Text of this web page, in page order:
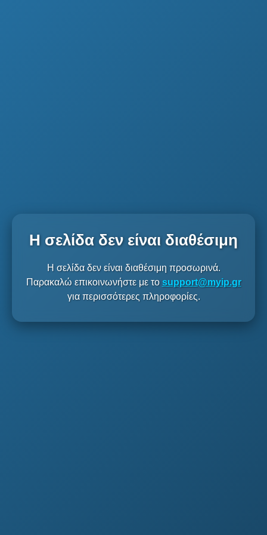
Η σελίδα δεν είναι διαθέσιμη
Η σελίδα δεν είναι διαθέσιμη προσωρινά.
Παρακαλώ επικοινωνήστε με το support@myip.gr
για περισσότερες πληροφορίες.